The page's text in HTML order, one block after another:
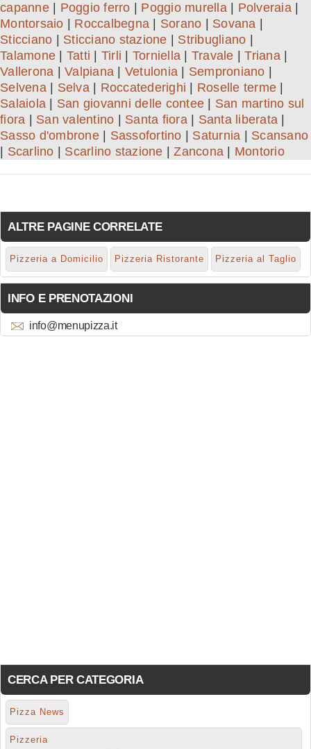
capanne| Poggio ferro Poggio murella| Polveraia|
Montorsaio
Roccalbegna Sorano Sovana
Sticciano
Sticciano stazione Stribugliano
Talamone
Tatti Tirli Torniella Travale |Triana|
Vallerona
Valpiana Vetulonia Semproniano
Selvena| Selva| Roccatederighi Roselle terme
Salaiola
San giovanni delle contee
San martino sul
fiora
San valentino Santa fiora| Santa liberata
Sasso d'ombrone| Sassofortino Saturnia
Scansano
Scarlino Scarlino stazione |Zancona Montorio
ALTRE PAGINE CORRELATE
Pizzeria a Domicilio Pizzeria Ristorante Pizzeria al Taglio
INFO E PRENOTAZIONI
info@menupizza.it
CERCA PER CATEGORIA
Pizza News
Pizzeria